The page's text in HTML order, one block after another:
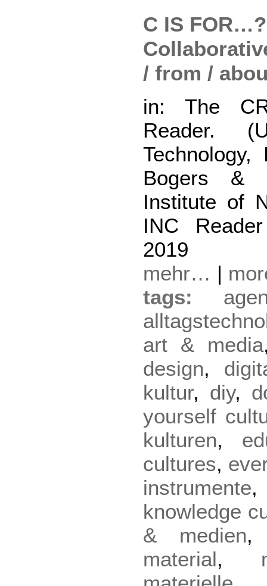
C IS
/ from /
in: The
Reader.
Bogers &
Institute of
INC
2019
mehr… |
tags:
art & media
design,
kultur, diy,
yourself
kulturen,
cultures,
instrumente
knowledge
& medien
material,